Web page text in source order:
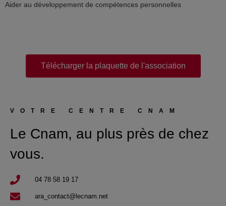
Aider au développement de compétences personnelles
Télécharger la plaquette de l'association
VOTRE CENTRE CNAM
Le Cnam, au plus près de chez
vous.
04 78 58 19 17​
ara_contact@lecnam.net